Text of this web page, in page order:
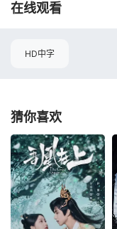
在线观看
HD中字
猜你喜欢